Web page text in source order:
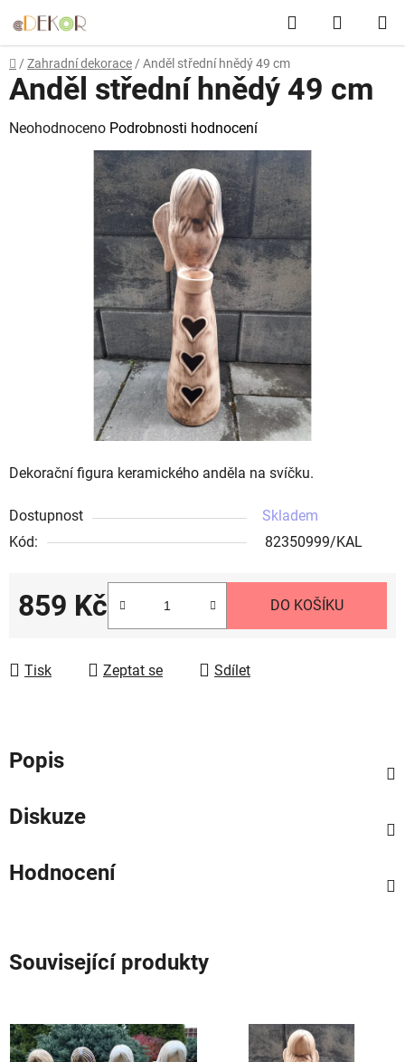
na
obsah
Hledat
KOŠÍK
Domů
/ Zahradní dekorace / Anděl střední hnědý 49 cm
Dekorační figura keramického anděla na svíčku.
Dostupnost
Skladem
Kód:
82350999/KAL
859 Kč DO KOŠÍKU
Tisk Zeptat se Sdílet
Anděl střední hnědý 49 cm
Průměrné
Neohodnoceno Podrobnosti hodnocení
Popis
Diskuze
Hodnocení
Související produkty